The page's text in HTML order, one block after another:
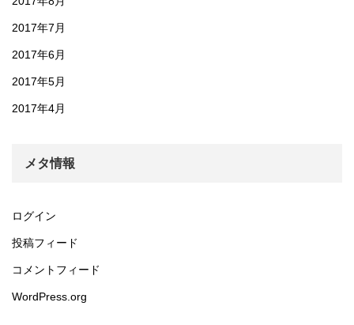
2017年7月
2017年6月
2017年5月
2017年4月
メタ情報
ログイン
投稿フィード
コメントフィード
WordPress.org